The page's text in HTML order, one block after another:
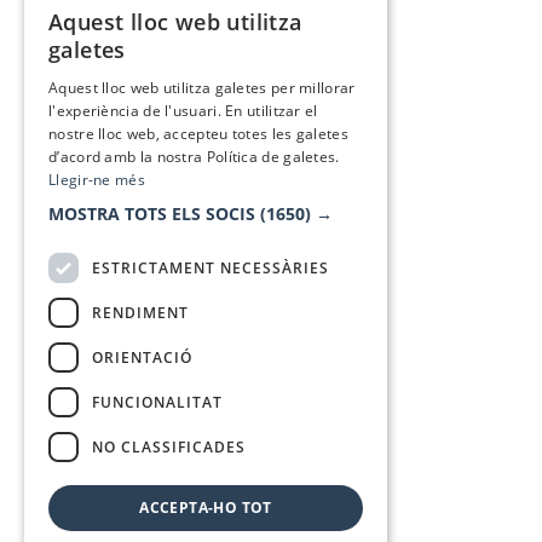
Aquest lloc web utilitza
galetes
Aquest lloc web utilitza galetes per millorar
l'experiència de l'usuari. En utilitzar el
nostre lloc web, accepteu totes les galetes
d’acord amb la nostra Política de galetes.
Llegir-ne més
MOSTRA TOTS ELS SOCIS (1650) →
ESTRICTAMENT NECESSÀRIES
RENDIMENT
ORIENTACIÓ
FUNCIONALITAT
NO CLASSIFICADES
ACCEPTA-HO TOT